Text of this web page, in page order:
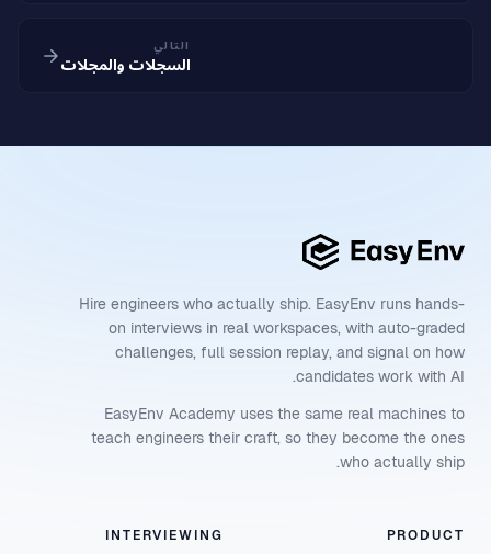
التالي
السجلات والمجلات
Hire engineers who actually ship. EasyEnv runs hands-
on interviews in real workspaces, with auto-graded
challenges, full session replay, and signal on how
candidates work with AI.
EasyEnv Academy uses the same real machines to
teach engineers their craft, so they become the ones
who actually ship.
PRODUCT
INTERVIEWING